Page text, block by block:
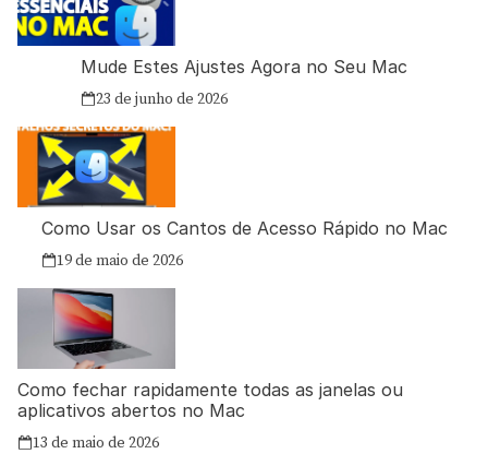
Mude Estes Ajustes Agora no Seu Mac
23 de junho de 2026
Como Usar os Cantos de Acesso Rápido no Mac
19 de maio de 2026
Como fechar rapidamente todas as janelas ou
aplicativos abertos no Mac
13 de maio de 2026